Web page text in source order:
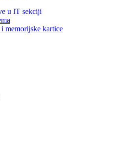
u IT sekciji
memorijske kartice